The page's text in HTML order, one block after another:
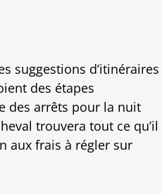
suggestions d’itinéraires
des étapes
des arrêts pour la nuit
trouvera tout ce qu’il
aux frais à régler sur